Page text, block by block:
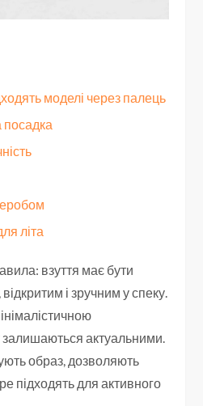
моделі через палець
літа
взуття має бути
і зручним у спеку.
залишаються актуальними.
образ, дозволяють
підходять для активного